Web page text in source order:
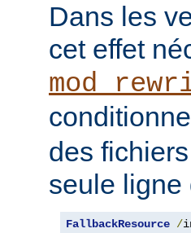
Dans les
cet effet
des
seule ligne
FallbackResource /